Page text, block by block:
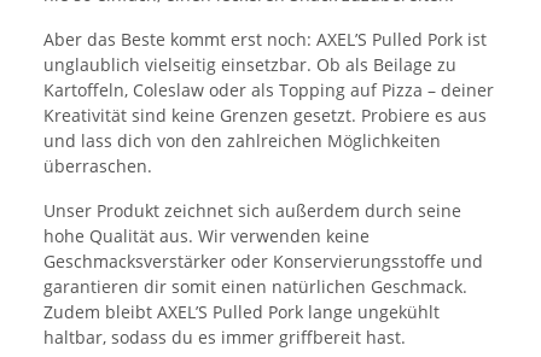
Aber das Beste kommt erst noch: AXEL’S Pulled Pork ist
unglaublich vielseitig einsetzbar. Ob als Beilage zu
Kartoffeln, Coleslaw oder als Topping auf Pizza – deiner
Kreativität sind keine Grenzen gesetzt. Probiere es aus
und lass dich von den zahlreichen Möglichkeiten
überraschen.
Unser Produkt zeichnet sich außerdem durch seine
hohe Qualität aus. Wir verwenden keine
Geschmacksverstärker oder Konservierungsstoffe und
garantieren dir somit einen natürlichen Geschmack.
Zudem bleibt AXEL’S Pulled Pork lange ungekühlt
haltbar, sodass du es immer griffbereit hast.